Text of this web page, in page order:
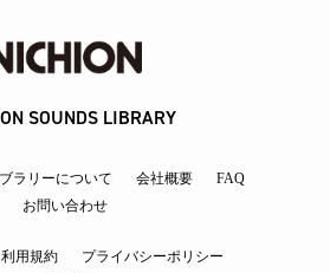
SOUNDS LIBRARY
ラリーについて 会社概要
FAQ
お問い合わせ
利用規約
プライバシーポリシー